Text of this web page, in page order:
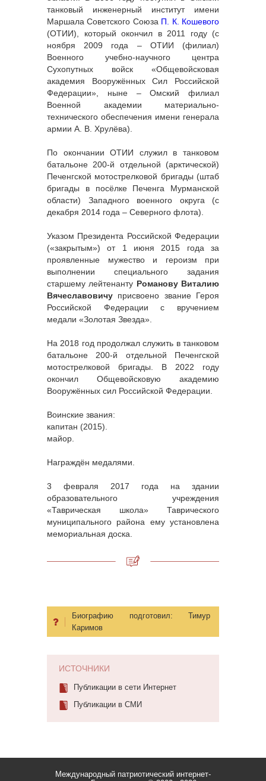
танковый инженерный институт имени
Маршала Советского Союза П. К. Кошевого
(ОТИИ), который окончил в 2011 году (с
ноября 2009 года – ОТИИ (филиал)
Военного учебно-научного центра
Сухопутных войск «Общевойсковая
академия Вооружённых Сил Российской
Федерации», ныне – Омский филиал
Военной академии материально-
технического обеспечения имени генерала
армии А. В. Хрулёва).
По окончании ОТИИ служил в танковом
батальоне 200-й отдельной (арктической)
Печенгской мотострелковой бригады (штаб
бригады в посёлке Печенга Мурманской
области) Западного военного округа (с
декабря 2014 года – Северного флота).
Указом Президента Российской Федерации
(«закрытым») от 1 июня 2015 года за
проявленные мужество и героизм при
выполнении специального задания
старшему лейтенанту Романову Виталию
Вячеславовичу присвоено звание Героя
Российской Федерации с вручением
медали «Золотая Звезда».
На 2018 год продолжал служить в танковом
батальоне 200-й отдельной Печенгской
мотострелковой бригады. В 2022 году
окончил Общевойсковую академию
Вооружённых сил Российской Федерации.
Воинские звания:
капитан (2015).
майор.
Награждён медалями.
3 февраля 2017 года на здании
образовательного учреждения
«Таврическая школа» Таврического
муниципального района ему установлена
мемориальная доска.
Биографию подготовил: Тимур
Каримов
ИСТОЧНИКИ
Публикации в сети Интернет
Публикации в СМИ
Международный патриотический интернет-